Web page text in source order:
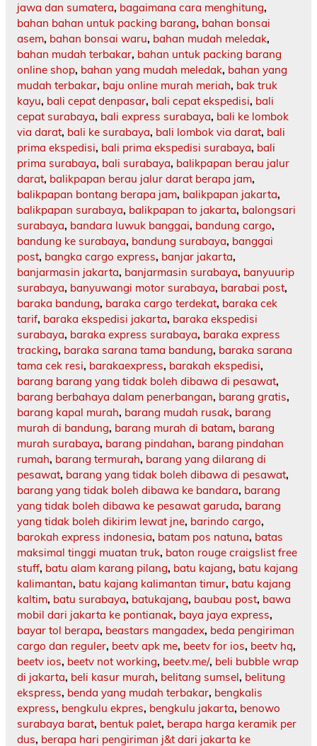
jawa dan sumatera, bagaimana cara menghitung,
bahan bahan untuk packing barang, bahan bonsai
asem, bahan bonsai waru, bahan mudah meledak,
bahan mudah terbakar, bahan untuk packing barang
online shop, bahan yang mudah meledak, bahan yang
mudah terbakar, baju online murah meriah, bak truk
kayu, bali cepat denpasar, bali cepat ekspedisi, bali
cepat surabaya, bali express surabaya, bali ke lombok
via darat, bali ke surabaya, bali lombok via darat, bali
prima ekspedisi, bali prima ekspedisi surabaya, bali
prima surabaya, bali surabaya, balikpapan berau jalur
darat, balikpapan berau jalur darat berapa jam,
balikpapan bontang berapa jam, balikpapan jakarta,
balikpapan surabaya, balikpapan to jakarta, balongsari
surabaya, bandara luwuk banggai, bandung cargo,
bandung ke surabaya, bandung surabaya, banggai
post, bangka cargo express, banjar jakarta,
banjarmasin jakarta, banjarmasin surabaya, banyuurip
surabaya, banyuwangi motor surabaya, barabai post,
baraka bandung, baraka cargo terdekat, baraka cek
tarif, baraka ekspedisi jakarta, baraka ekspedisi
surabaya, baraka express surabaya, baraka express
tracking, baraka sarana tama bandung, baraka sarana
tama cek resi, barakaexpress, barakah ekspedisi,
barang barang yang tidak boleh dibawa di pesawat,
barang berbahaya dalam penerbangan, barang gratis,
barang kapal murah, barang mudah rusak, barang
murah di bandung, barang murah di batam, barang
murah surabaya, barang pindahan, barang pindahan
rumah, barang termurah, barang yang dilarang di
pesawat, barang yang tidak boleh dibawa di pesawat,
barang yang tidak boleh dibawa ke bandara, barang
yang tidak boleh dibawa ke pesawat garuda, barang
yang tidak boleh dikirim lewat jne, barindo cargo,
barokah express indonesia, batam pos natuna, batas
maksimal tinggi muatan truk, baton rouge craigslist free
stuff, batu alam karang pilang, batu kajang, batu kajang
kalimantan, batu kajang kalimantan timur, batu kajang
kaltim, batu surabaya, batukajang, baubau post, bawa
mobil dari jakarta ke pontianak, baya jaya express,
bayar tol berapa, beastars mangadex, beda pengiriman
cargo dan reguler, beetv apk me, beetv for ios, beetv hq,
beetv ios, beetv not working, beetv.me/, beli bubble wrap
di jakarta, beli kasur murah, belitang sumsel, belitung
ekspress, benda yang mudah terbakar, bengkalis
express, bengkulu ekpres, bengkulu jakarta, benowo
surabaya barat, bentuk palet, berapa harga keramik per
dus, berapa hari pengiriman j&t dari jakarta ke